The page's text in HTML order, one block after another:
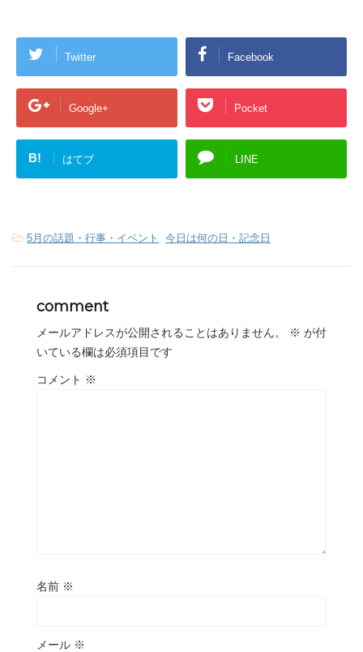
Twitter Facebook
Google+ Pocket
B! はてブ LINE
-5月の話題・行事・イベント 今日は何の日・記念日
comment
メールアドレスが公開されることはありません。 ※ が付
いている欄は必須項目です
コメント ※
名前 ※
メール ※